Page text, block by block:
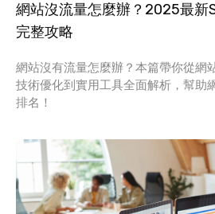
網站沒流量怎麼辦？2025最新
完整攻略
網站沒有流量怎麼辦？本篇帶你從網
技術優化到實用工具全面解析，幫助
排名！